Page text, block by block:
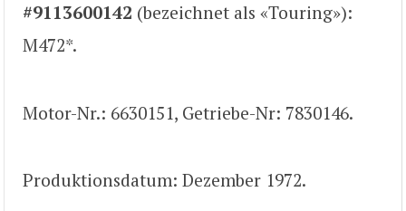
#9113600142 (bezeichnet als «Touring»):
M472*.
Motor-Nr.: 6630151, Getriebe-Nr: 7830146.
Produktionsdatum: Dezember 1972.